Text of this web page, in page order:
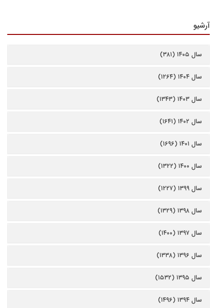
آرشیو
سال ۱۴۰۵ (۳۸۱)
سال ۱۴۰۴ (۱۲۶۴)
سال ۱۴۰۳ (۱۳۴۳)
سال ۱۴۰۲ (۱۶۴۱)
سال ۱۴۰۱ (۱۶۹۶)
سال ۱۴۰۰ (۱۳۲۲)
سال ۱۳۹۹ (۱۲۲۷)
سال ۱۳۹۸ (۱۳۲۹)
سال ۱۳۹۷ (۱۴۰۰)
سال ۱۳۹۶ (۱۳۳۸)
سال ۱۳۹۵ (۱۵۳۲)
سال ۱۳۹۴ (۱۴۹۶)